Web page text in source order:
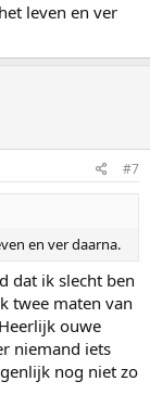
leven en ver
#7
en ver daarna.
dat ik slecht ben
twee maten van
ouwe
niemand iets
nog niet zo